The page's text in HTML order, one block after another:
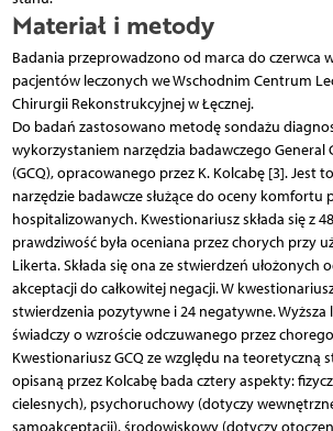
Materiał i metody
Badania przeprowadzono od marca do czerwca
pacjentów leczonych we Wschodnim Centrum
Chirurgii Rekonstrukcyjnej w Łęcznej.
Do badań zastosowano metodę sondażu
wykorzystaniem narzędzia badawczego
(GCQ), opracowanego przez K. Kolcabę [3]. Jest
narzędzie badawcze służące do oceny komfortu
hospitalizowanych. Kwestionariusz składa się z
prawdziwość była oceniana przez chorych przy
Likerta. Składa się ona ze stwierdzeń ułożonych
akceptacji do całkowitej negacji. W
stwierdzenia pozytywne i 24 negatywne.
świadczy o wzroście odczuwanego przez
Kwestionariusz GCQ ze względu na
opisaną przez Kolcabę bada cztery aspekty:
cielesnych), psychoruchowy (dotyczy
samoakceptacji), środowiskowy (dotyczy